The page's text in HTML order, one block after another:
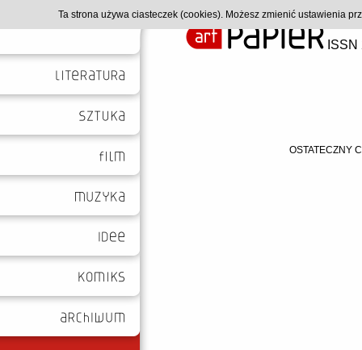
OSTATECZNY
Ta strona używa ciasteczek (cookies). Możesz zmienić ustawienia